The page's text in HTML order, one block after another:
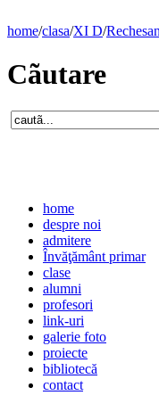
home/clasa/XI D/
Cãutare
home
despre noi
admitere
Învăţământ primar
clase
alumni
profesori
link-uri
galerie foto
proiecte
bibliotecă
contact